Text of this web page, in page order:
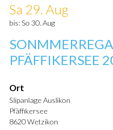
Sa 29. Aug
bis: So 30. Aug
PFÄFFIKERSEE
Ort
Slipanlage Auslikon
Pfäffikersee
8620 Wetzikon